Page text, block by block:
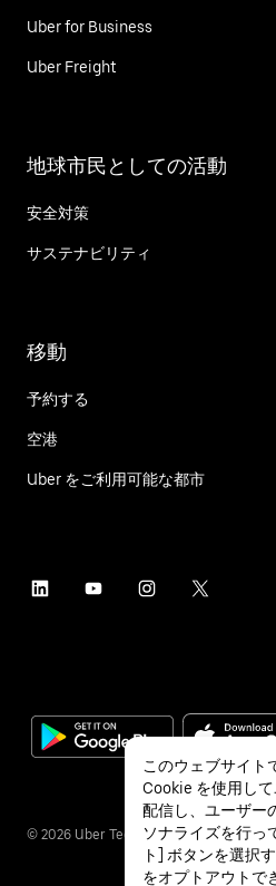
Uber for Business
Uber Freight
地球市民としての活動
安全対策
サステナビリティ
移動
予約する
空港
Uber をご利用可能な都市
© 2026 Uber Technologies Inc.
このウェブサイト
Cookie を使用し
配信し、ユーザー
ソナライズを行っ
ト] ボタンを選択
をオプトアウトで